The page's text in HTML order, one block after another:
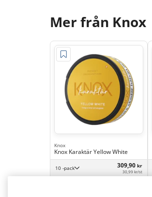
Mer från Knox
Knox
Knox Karaktär Yellow White
10 -pack 309,90 kr
30,99 kr/st